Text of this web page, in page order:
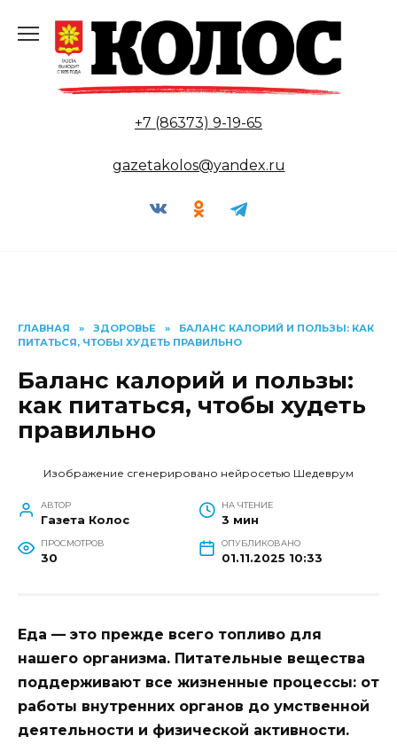
содержанию
+7 (86373) 9-19-65
gazetakolos@yandex.ru
ГЛАВНАЯ » ЗДОРОВЬЕ »
БАЛАНС КАЛОРИЙ И ПОЛЬЗЫ: КАК
ПИТАТЬСЯ, ЧТОБЫ ХУДЕТЬ ПРАВИЛЬНО
Баланс калорий и пользы:
как питаться, чтобы худеть
правильно
Изображение сгенерировано нейросетью Шедеврум
АВТОР
Газета Колос
НА ЧТЕНИЕ
3 мин
ПРОСМОТРОВ
30
ОПУБЛИКОВАНО
01.11.2025 10:33
Еда — это прежде всего топливо для
нашего организма. Питательные вещества
поддерживают все жизненные процессы: от
работы внутренних органов до умственной
деятельности и физической активности.